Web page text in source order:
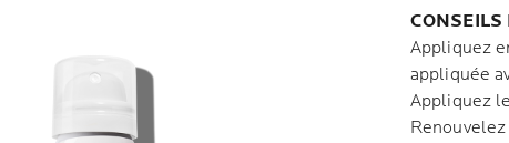
CONSEILS
Appliquez
appliquée
Appliquez